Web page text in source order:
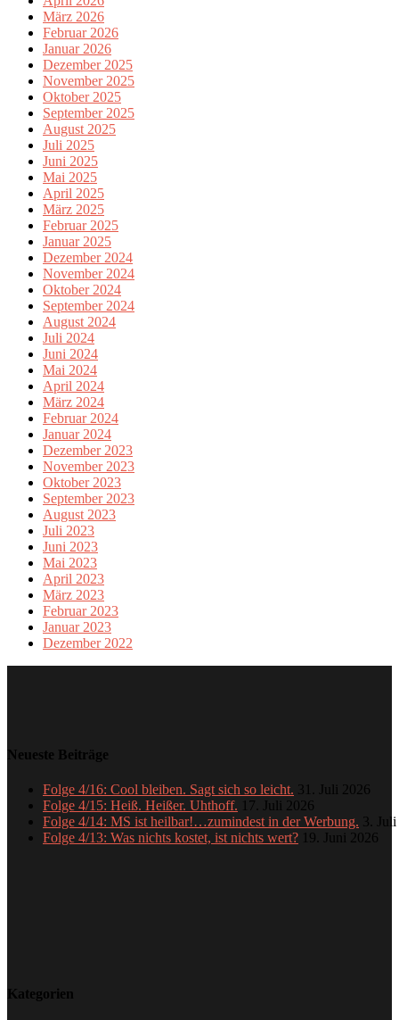
März 2026
Februar 2026
Januar 2026
Dezember 2025
November 2025
Oktober 2025
September 2025
August 2025
Juli 2025
Juni 2025
Mai 2025
April 2025
März 2025
Februar 2025
Januar 2025
Dezember 2024
November 2024
Oktober 2024
September 2024
August 2024
Juli 2024
Juni 2024
Mai 2024
April 2024
März 2024
Februar 2024
Januar 2024
Dezember 2023
November 2023
Oktober 2023
September 2023
August 2023
Juli 2023
Juni 2023
Mai 2023
April 2023
März 2023
Februar 2023
Januar 2023
Dezember 2022
Neueste Beiträge
Folge 4/16: Cool bleiben. Sagt sich so leicht. 31. Juli 2026
Folge 4/15: Heiß. Heißer. Uhthoff. 17. Juli 2026
Folge 4/14: MS ist heilbar!…zumindest in der Werbung. 3.
Folge 4/13: Was nichts kostet, ist nichts wert? 19. Juni 2026
Kategorien